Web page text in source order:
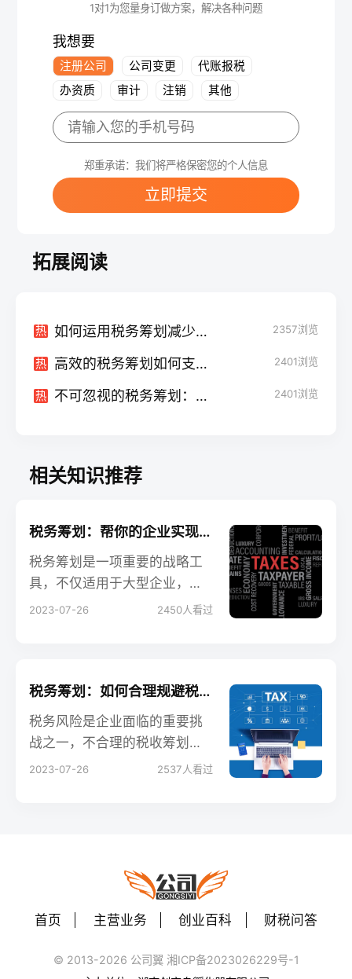
1对1为您量身订做方案，解决各种问题
我想要
注册公司 公司变更
代账报税
办资质
审计 注销 其他
郑重承诺：我们将严格保密您的个人信息
立即提交
拓展阅读
热 如何运用税务筹划减少财务风险 2357浏览
热 高效的税务筹划如何支持公司的战略发展 2401浏览
热 不可忽视的税务筹划：增强企业盈利能力的关键 2401浏览
相关知识推荐
税务筹划：帮你的企业实现更多可能
税务筹划是一项重要的战略工
具，不仅适用于大型企业，也
适用于中小型企业和创业者。
和业务发展。本文将深入探讨
税务筹划的关键价值，为会计
从业人员、企业的老板以及创
业者提供宝贵的经验和建议，
助力他们实现更多可能。
2023-07-26 2450人看过
税务筹划：如何合理规避税务风险
税务风险是企业面临的重要挑
战之一，不合理的税收筹划可
能导致企业承担巨大的法律责
担，确保企业合法合规经营。
本文将深入探讨税务筹划中的
合规原则，为会计从业人员、
的税务风险规避策略。
2023-07-26 2537人看过
首页 主营业务 创业百科 财税问答
© 2013-2026 公司翼 湘ICP备2023026229号-1